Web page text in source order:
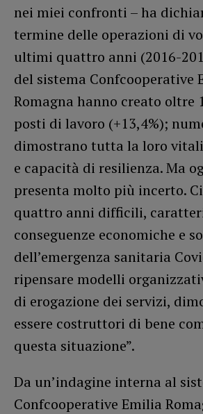
nei miei confronti – ha
termine delle operazioni di
ultimi quattro anni (2016-
del sistema Confcooperative
Romagna hanno creato oltre
posti di lavoro (+13,4%);
dimostrano tutta la loro
e capacità di resilienza. Ma
presenta molto più incerto.
quattro anni difficili,
conseguenze economiche e
dell’emergenza sanitaria
ripensare modelli
di erogazione dei servizi,
essere costruttori di bene
questa situazione”.
Da un’indagine interna al
Confcooperative Emilia